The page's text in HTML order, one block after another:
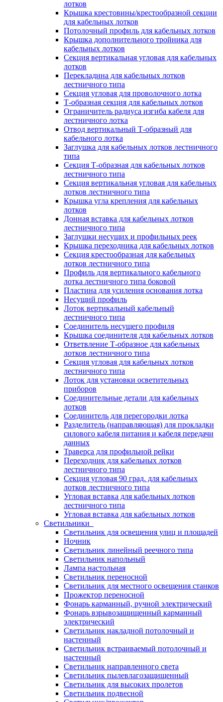
лотков
Крышка крестовины/крестообразной секции
для кабельных лотков
Потолочный профиль для кабельных лотков
Крышка дополнительного тройника для
кабельных лотков
Секция вертикальная угловая для кабельных
лотков
Перекладина для кабельных лотков
лестничного типа
Секция угловая для проволочного лотка
Т-образная секция для кабельных лотков
Ограничитель радиуса изгиба кабеля для
лестничного лотка
Отвод вертикальный Т-образный для
кабельного лотка
Заглушка для кабельных лотков лестничного
типа
Секция Т-образная для кабельных лотков
лестничного типа
Секция вертикальная угловая для кабельных
лотков лестничного типа
Крышка угла крепления для кабельных
лотков
Донная вставка для кабельных лотков
лестничного типа
Заглушки несущих и профильных реек
Крышка переходника для кабельных лотков
Секция крестообразная для кабельных
лотков лестничного типа
Профиль для вертикального кабельного
лотка лестничного типа боковой
Пластина для усиления основания лотка
Несущий профиль
Лоток вертикальный кабельный
лестничного типа
Соединитель несущего профиля
Крышка соединителя для кабельных лотков
Ответвление Т-образное для кабельных
лотков лестничного типа
Секция угловая для кабельных лотков
лестничного типа
Лоток для установки осветительных
приборов
Соединительные детали для кабельных
лотков
Соединитель для перегородки лотка
Разделитель (направляющая) для прокладки
силового кабеля питания и кабеля передачи
данных
Траверса для профильной рейки
Переходник для кабельных лотков
лестничного типа
Секция угловая 90 град. для кабельных
лотков лестничного типа
Угловая вставка для кабельных лотков
лестничного типа
Угловая вставка для кабельных лотков
Светильники
Светильник для освещения улиц и площадей
Ночник
Светильник линейный реечного типа
Светильник напольный
Лампа настольная
Светильник переносной
Светильник для местного освещения станков
Прожектор переносной
Фонарь карманный, ручной электрический
Фонарь взрывозащищенный карманный
электрический
Светильник накладной потолочный и
настенный
Светильник встраиваемый потолочный и
настенный
Светильник направленного света
Светильник пылевлагозащищенный
Светильник для высоких пролетов
Светильник подвесной